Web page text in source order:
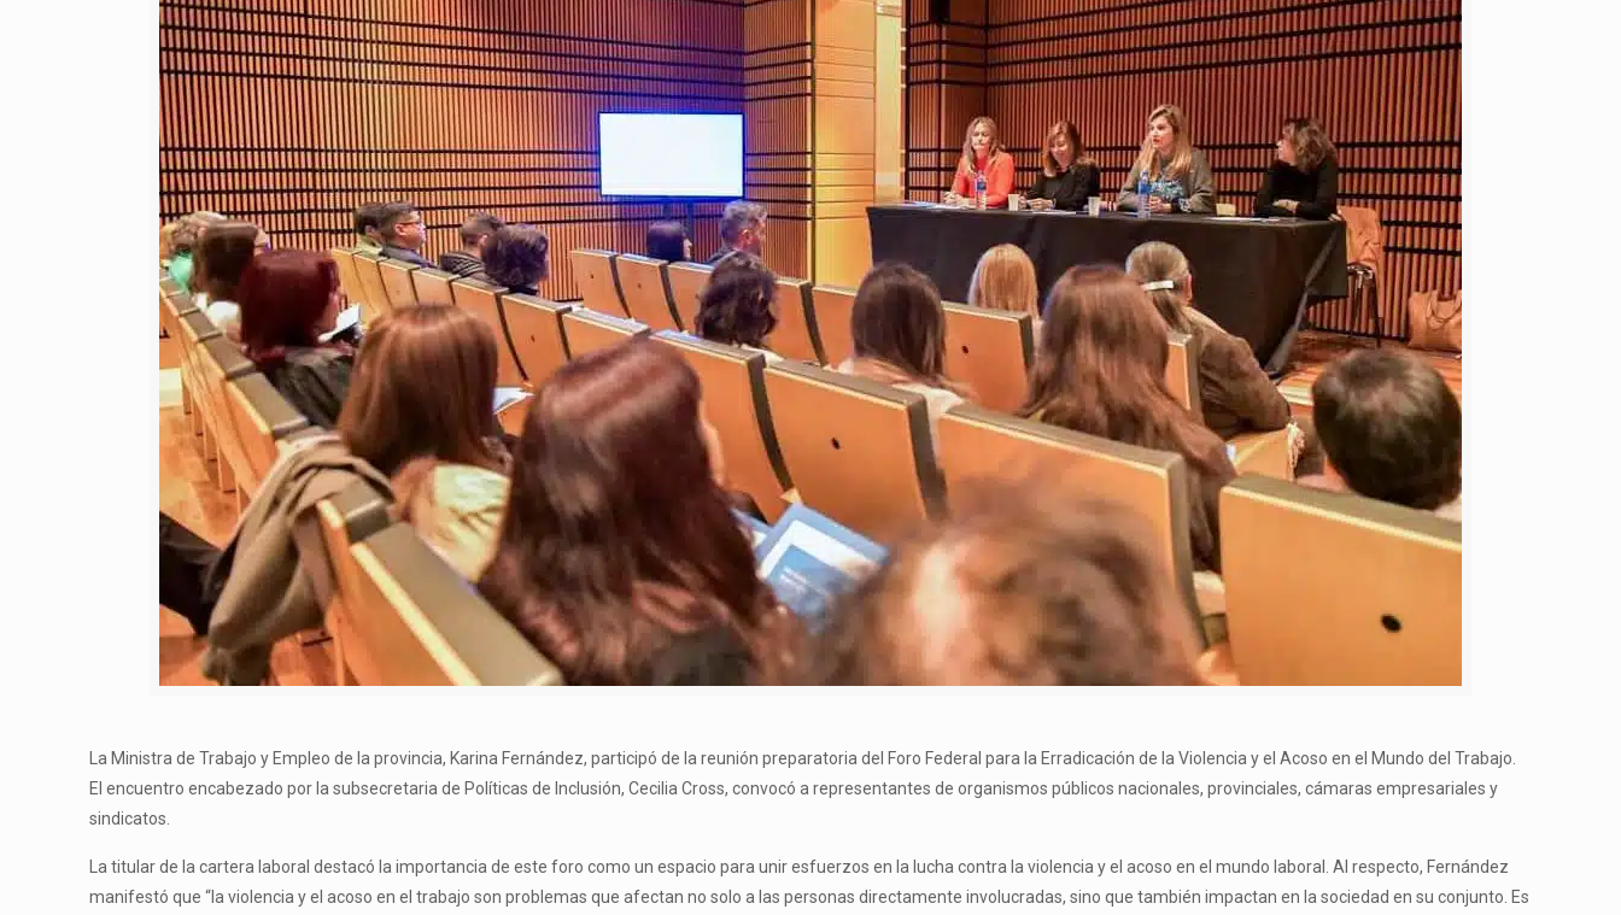
La Ministra de Trabajo y Empleo de la provincia, Karina Fernández, participó de la reunión preparatoria del Foro Federal para la Erradicación de la Violencia y el Acoso en el Mundo del Trabajo.
El encuentro encabezado por la subsecretaria de Políticas de Inclusión, Cecilia Cross, convocó a representantes de organismos públicos nacionales, provinciales, cámaras empresariales y
sindicatos.
La titular de la cartera laboral destacó la importancia de este foro como un espacio para unir esfuerzos en la lucha contra la violencia y el acoso en el mundo laboral. Al respecto, Fernández
manifestó que “la violencia y el acoso en el trabajo son problemas que afectan no solo a las personas directamente involucradas, sino que también impactan en la sociedad en su conjunto. Es